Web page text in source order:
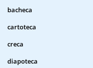
bacheca
cartoteca
creca
diapoteca